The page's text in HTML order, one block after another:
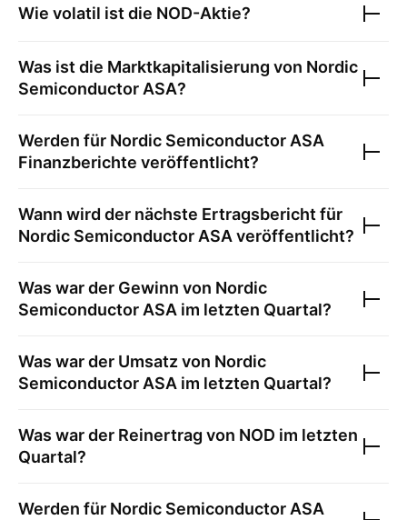
Wie volatil ist die NOD-Aktie?
Was ist die Marktkapitalisierung von Nordic
Semiconductor ASA?
Werden für Nordic Semiconductor ASA
Finanzberichte veröffentlicht?
Wann wird der nächste Ertragsbericht für
Nordic Semiconductor ASA veröffentlicht?
Was war der Gewinn von Nordic
Semiconductor ASA im letzten Quartal?
Was war der Umsatz von Nordic
Semiconductor ASA im letzten Quartal?
Was war der Reinertrag von NOD im letzten
Quartal?
Werden für Nordic Semiconductor ASA